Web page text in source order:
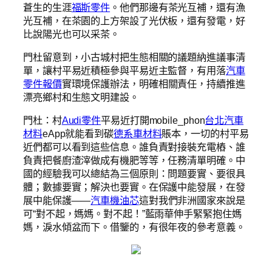
蒼生的生涯福斯零件 。他們那邊有茶光互補，還有漁
光互補，在茶園的上方架設了光伏板，還有發電，好
比說陽光也可以采茶。
門杜留意到，小古城村把生態相關的議題納進議事清
單，讓村平易近積極參與平易近主監督，有用落汽車
零件報價實環境保護辦法，明確相關責任，持續推進
漂亮鄉村和生態文明建設。
門杜：村Audi零件平易近打開mobile_phon台北汽車
材料eApp就能看到碳德系車材料賬本，一切的村平易
近們都可以看到這些信息。誰負責對接裝充電樁、誰
負責把餐廚渣滓做成有機肥等等，任務清單明確。中
國的經驗我可以總結為三個原則：問題要實、要很具
體；數據要實；解決也要實。在保護中能發展，在發
展中能保護——汽車機油芯這對我們非洲國家來說是
可“對不起，媽媽。對不起！”藍雨華伸手緊緊抱住媽
媽，淚水傾盆而下。借鑒的，有很年夜的參考意義。